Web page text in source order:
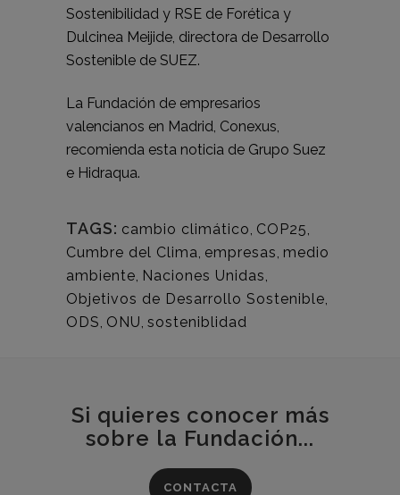
Sostenibilidad y RSE de Forética y
Dulcinea Meijide, directora de Desarrollo
Sostenible de SUEZ.
La Fundación de empresarios
valencianos en Madrid, Conexus,
recomienda esta noticia de Grupo Suez
e Hidraqua.
TAGS: cambio climático COP25
Cumbre del Clima empresas medio
ambiente Naciones Unidas
Objetivos de Desarrollo Sostenible
ODS ONU sosteniblidad
Si quieres conocer más
sobre la Fundación...
CONTACTA